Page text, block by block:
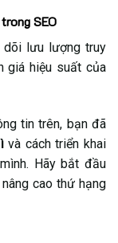
SEO
dõi lưu lượng truy
giá hiệu suất của
tin trên, bạn đã
và cách triển khai
Hãy bắt đầu
cao thứ hạng